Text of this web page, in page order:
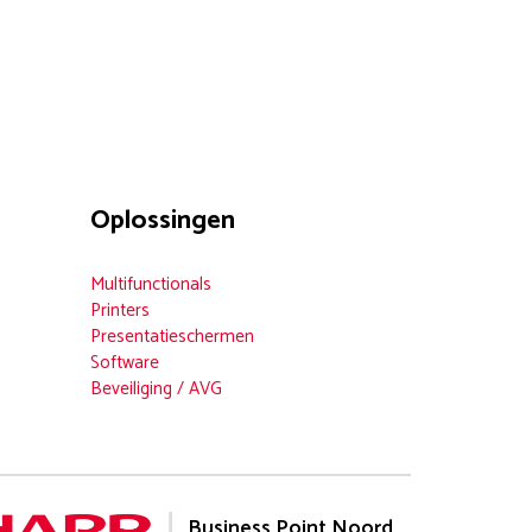
Oplossingen
Multifunctionals
Printers
Presentatieschermen
Software
Beveiliging / AVG